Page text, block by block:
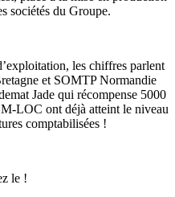
sociétés du Groupe.
les chiffres parlent
et SOMTP Normandie
Jade qui récompense 5000
LOC ont déjà atteint le niveau
comptabilisées !
le !